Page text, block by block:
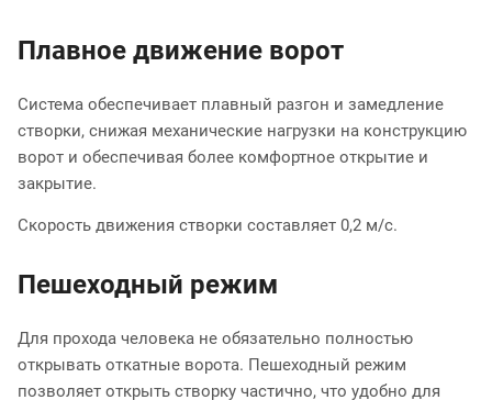
Плавное движение ворот
Система обеспечивает плавный разгон и замедление
створки, снижая механические нагрузки на конструкцию
ворот и обеспечивая более комфортное открытие и
закрытие.
Скорость движения створки составляет 0,2 м/с.
Пешеходный режим
Для прохода человека не обязательно полностью
открывать откатные ворота. Пешеходный режим
позволяет открыть створку частично, что удобно для